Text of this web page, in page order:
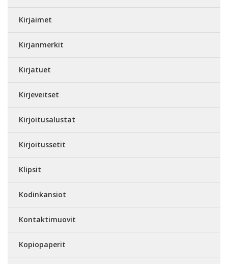
Kirjaimet
Kirjanmerkit
Kirjatuet
Kirjeveitset
Kirjoitusalustat
Kirjoitussetit
Klipsit
Kodinkansiot
Kontaktimuovit
Kopiopaperit